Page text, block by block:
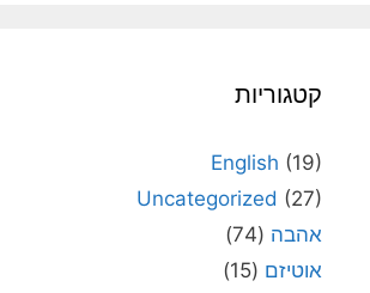
קטגוריות
English (19)
Uncategorized (27)
אהבה (74)
אוטיזם (15)